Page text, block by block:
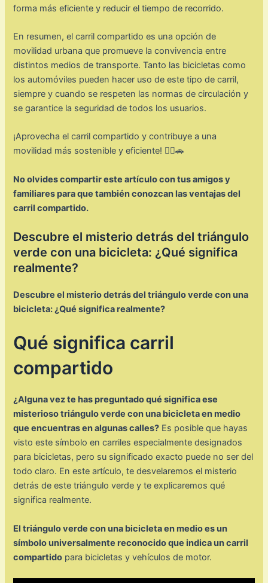
forma más eficiente y reducir el tiempo de recorrido.
En resumen, el carril compartido es una opción de
movilidad urbana que promueve la convivencia entre
distintos medios de transporte. Tanto las bicicletas como
los automóviles pueden hacer uso de este tipo de carril,
siempre y cuando se respeten las normas de circulación y
se garantice la seguridad de todos los usuarios.
¡Aprovecha el carril compartido y contribuye a una
movilidad más sostenible y eficiente! 🚴‍♂️🚗
No olvides compartir este artículo con tus amigos y
familiares para que también conozcan las ventajas del
carril compartido.
Descubre el misterio detrás del triángulo
verde con una bicicleta: ¿Qué significa
realmente?
Descubre el misterio detrás del triángulo verde con una
bicicleta: ¿Qué significa realmente?
Qué significa carril
compartido
¿Alguna vez te has preguntado qué significa ese
misterioso triángulo verde con una bicicleta en medio
que encuentras en algunas calles? Es posible que hayas
visto este símbolo en carriles especialmente designados
para bicicletas, pero su significado exacto puede no ser del
todo claro. En este artículo, te desvelaremos el misterio
detrás de este triángulo verde y te explicaremos qué
significa realmente.
El triángulo verde con una bicicleta en medio es un
símbolo universalmente reconocido que indica un carril
compartido para bicicletas y vehículos de motor.